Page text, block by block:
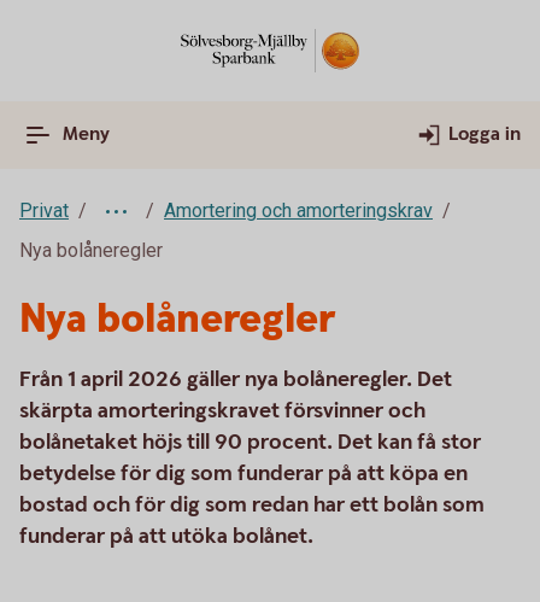
Meny Logga in
Privat
Amortering och amorteringskrav
Nya bolåneregler
Nya bolåneregler
Från 1 april 2026 gäller nya bolåneregler. Det
skärpta amorteringskravet försvinner och
bolånetaket höjs till 90 procent. Det kan få stor
betydelse för dig som funderar på att köpa en
bostad och för dig som redan har ett bolån som
funderar på att utöka bolånet.